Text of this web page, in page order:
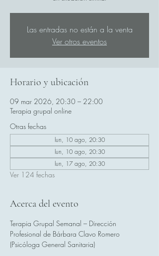
Las entradas no están a la venta
Ver otros eventos
Horario y ubicación
09 mar 2026, 20:30 – 22:00
Terapia grupal online
Otras fechas
lun, 10 ago, 20:30
lun, 10 ago, 20:30
lun, 17 ago, 20:30
Ver 124 fechas
Acerca del evento
Terapia Grupal Semanal – Dirección
Profesional de Bárbara Clavo Romero
(Psicóloga General Sanitaria)